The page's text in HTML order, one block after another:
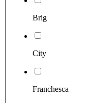
Brig
City
Franchesca